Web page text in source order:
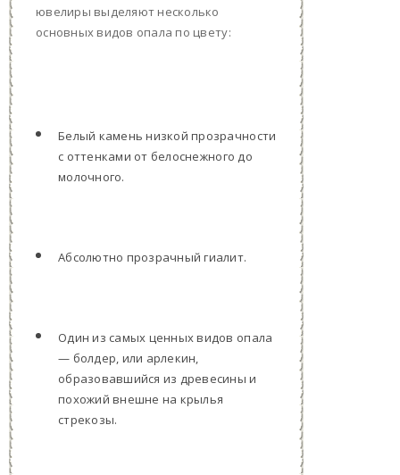
ювелиры выделяют несколько
основных видов опала по цвету:
Белый камень низкой прозрачности
с оттенками от белоснежного до
молочного.
Абсолютно прозрачный гиалит.
Один из самых ценных видов опала
— болдер, или арлекин,
образовавшийся из древесины и
похожий внешне на крылья
стрекозы.